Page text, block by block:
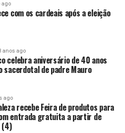
ago
com os cardeais após a eleição
anos ago
celebra aniversário de 40 anos
sacerdotal de padre Mauro
ago
recebe Feira de produtos para
entrada gratuita a partir de